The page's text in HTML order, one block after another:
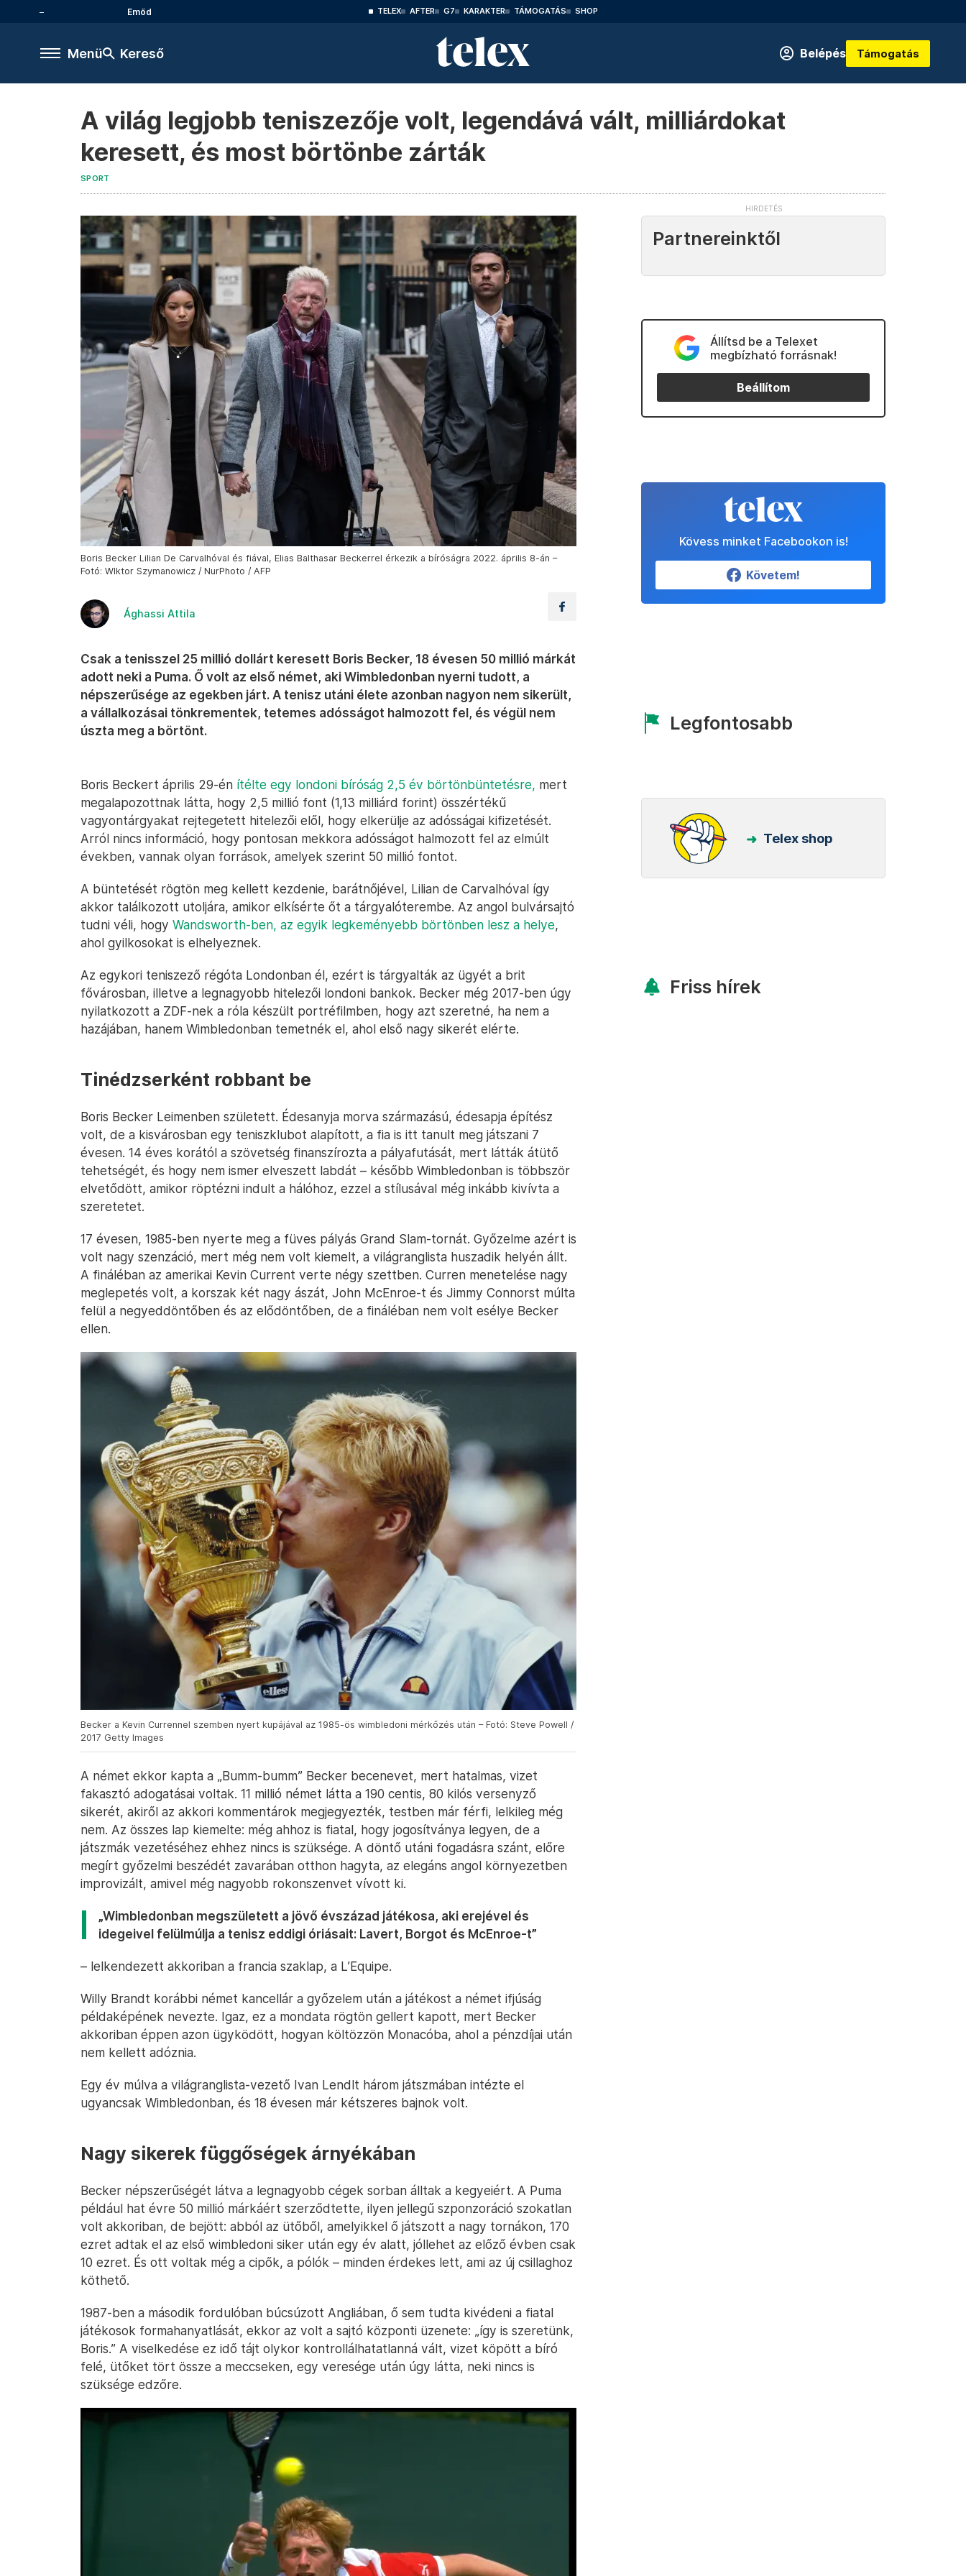
Emőd TELEX AFTER G7 KARAKTER TÁMOGATÁS SHOP
Menü Kereső Belépés Támogatás
A világ legjobb teniszezője volt, legendává vált, milliárdokat
keresett, és most börtönbe zárták
SPORT
Boris Becker Lilian De Carvalhóval és fiával, Elias Balthasar Beckerrel érkezik a bíróságra 2022. április 8-án –
Fotó: WIktor Szymanowicz / NurPhoto / AFP
Ághassi Attila
Csak a tenisszel 25 millió dollárt keresett Boris Becker, 18 évesen 50 millió márkát
adott neki a Puma. Ő volt az első német, aki Wimbledonban nyerni tudott, a
népszerűsége az egekben járt. A tenisz utáni élete azonban nagyon nem sikerült,
a vállalkozásai tönkrementek, tetemes adósságot halmozott fel, és végül nem
úszta meg a börtönt.
Boris Beckert április 29-én ítélte egy londoni bíróság 2,5 év börtönbüntetésre, mert
megalapozottnak látta, hogy 2,5 millió font (1,13 milliárd forint) összértékű
vagyontárgyakat rejtegetett hitelezői elől, hogy elkerülje az adósságai kifizetését.
Arról nincs információ, hogy pontosan mekkora adósságot halmozott fel az elmúlt
években, vannak olyan források, amelyek szerint 50 millió fontot.
A büntetését rögtön meg kellett kezdenie, barátnőjével, Lilian de Carvalhóval így
akkor találkozott utoljára, amikor elkísérte őt a tárgyalóterembe. Az angol bulvársajtó
tudni véli, hogy Wandsworth-ben, az egyik legkeményebb börtönben lesz a helye,
ahol gyilkosokat is elhelyeznek.
Az egykori teniszező régóta Londonban él, ezért is tárgyalták az ügyét a brit
fővárosban, illetve a legnagyobb hitelezői londoni bankok. Becker még 2017-ben úgy
nyilatkozott a ZDF-nek a róla készült portréfilmben, hogy azt szeretné, ha nem a
hazájában, hanem Wimbledonban temetnék el, ahol első nagy sikerét elérte.
Tinédzserként robbant be
Boris Becker Leimenben született. Édesanyja morva származású, édesapja építész
volt, de a kisvárosban egy teniszklubot alapított, a fia is itt tanult meg játszani 7
évesen. 14 éves korától a szövetség finanszírozta a pályafutását, mert látták átütő
tehetségét, és hogy nem ismer elveszett labdát – később Wimbledonban is többször
elvetődött, amikor röptézni indult a hálóhoz, ezzel a stílusával még inkább kivívta a
szeretetet.
17 évesen, 1985-ben nyerte meg a füves pályás Grand Slam-tornát. Győzelme azért is
volt nagy szenzáció, mert még nem volt kiemelt, a világranglista huszadik helyén állt.
A fináléban az amerikai Kevin Current verte négy szettben. Curren menetelése nagy
meglepetés volt, a korszak két nagy ászát, John McEnroe-t és Jimmy Connorst múlta
felül a negyeddöntőben és az elődöntőben, de a fináléban nem volt esélye Becker
ellen.
Becker a Kevin Currennel szemben nyert kupájával az 1985-ös wimbledoni mérkőzés után – Fotó: Steve Powell /
2017 Getty Images
A német ekkor kapta a „Bumm-bumm” Becker becenevet, mert hatalmas, vizet
fakasztó adogatásai voltak. 11 millió német látta a 190 centis, 80 kilós versenyző
sikerét, akiről az akkori kommentárok megjegyezték, testben már férfi, lelkileg még
nem. Az összes lap kiemelte: még ahhoz is fiatal, hogy jogosítványa legyen, de a
játszmák vezetéséhez ehhez nincs is szüksége. A döntő utáni fogadásra szánt, előre
megírt győzelmi beszédét zavarában otthon hagyta, az elegáns angol környezetben
improvizált, amivel még nagyobb rokonszenvet vívott ki.
„Wimbledonban megszületett a jövő évszázad játékosa, aki erejével és
idegeivel felülmúlja a tenisz eddigi óriásait: Lavert, Borgot és McEnroe-t”
– lelkendezett akkoriban a francia szaklap, a L’Equipe.
Willy Brandt korábbi német kancellár a győzelem után a játékost a német ifjúság
példaképének nevezte. Igaz, ez a mondata rögtön gellert kapott, mert Becker
akkoriban éppen azon ügyködött, hogyan költözzön Monacóba, ahol a pénzdíjai után
nem kellett adóznia.
Egy év múlva a világranglista-vezető Ivan Lendlt három játszmában intézte el
ugyancsak Wimbledonban, és 18 évesen már kétszeres bajnok volt.
Nagy sikerek függőségek árnyékában
Becker népszerűségét látva a legnagyobb cégek sorban álltak a kegyeiért. A Puma
például hat évre 50 millió márkáért szerződtette, ilyen jellegű szponzoráció szokatlan
volt akkoriban, de bejött: abból az ütőből, amelyikkel ő játszott a nagy tornákon, 170
ezret adtak el az első wimbledoni siker után egy év alatt, jóllehet az előző évben csak
10 ezret. És ott voltak még a cipők, a pólók – minden érdekes lett, ami az új csillaghoz
köthető.
1987-ben a második fordulóban búcsúzott Angliában, ő sem tudta kivédeni a fiatal
játékosok formahanyatlását, ekkor az volt a sajtó központi üzenete: „így is szeretünk,
Boris.” A viselkedése ez idő tájt olykor kontrollálhatatlanná vált, vizet köpött a bíró
felé, ütőket tört össze a meccseken, egy veresége után úgy látta, neki nincs is
szüksége edzőre.
Partnereinktől
Állítsd be a Telexet
megbízható forrásnak!
Beállítom
Kövess minket Facebookon is!
Követem!
Legfontosabb
Telex shop
Friss hírek